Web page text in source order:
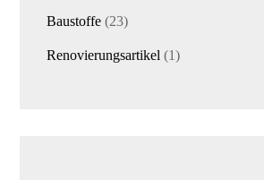
Baustoffe 2323
Renovierungsartikel 11